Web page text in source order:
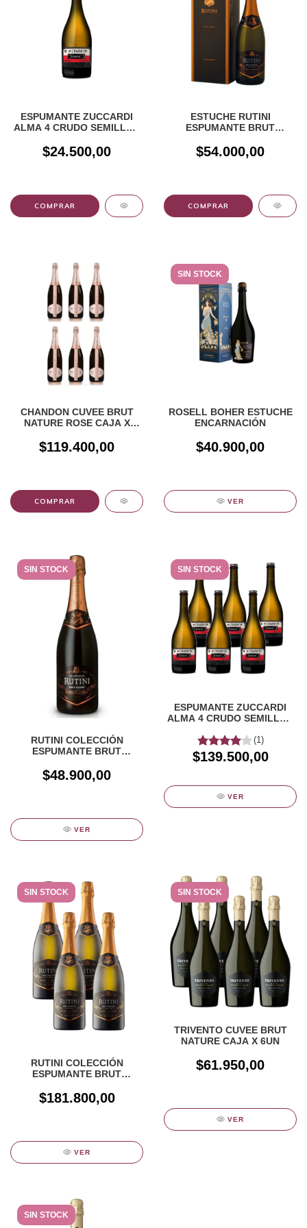
ESPUMANTE ZUCCARDI
ALMA 4 CRUDO SEMILLON
$24.500,00
ESTUCHE RUTINI
ESPUMANTE BRUT
$54.000,00
CHANDON CUVEE BRUT
NATURE ROSE CAJA X
$119.400,00
SIN STOCK
ROSELL BOHER ESTUCHE
ENCARNACIÓN
$40.900,00
VER
SIN STOCK
RUTINI COLECCIÓN
ESPUMANTE BRUT
$48.900,00
VER
SIN STOCK
ESPUMANTE ZUCCARDI
ALMA 4 CRUDO SEMILLON
(1)
$139.500,00
VER
SIN STOCK
RUTINI COLECCIÓN
ESPUMANTE BRUT
$181.800,00
VER
SIN STOCK
TRIVENTO CUVEE BRUT
NATURE CAJA X 6UN
$61.950,00
VER
SIN STOCK